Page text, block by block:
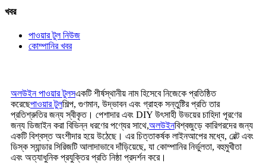
খবর
পাওয়ার টুল নিউজ
কোম্পানির খবর
অলউইন পাওয়ার টুলসএকটি শীর্ষস্থানীয় নাম হিসেবে নিজেকে প্রতিষ্ঠিত
করেছেপাওয়ার টুলশিল্প, গুণমান, উদ্ভাবন এবং গ্রাহক সন্তুষ্টির প্রতি তার
প্রতিশ্রুতির জন্য স্বীকৃত। পেশাদার এবং DIY উৎসাহী উভয়ের চাহিদা পূরণের
জন্য ডিজাইন করা বিভিন্ন ধরণের পণ্যের সাথে,অলউইনবিশ্বজুড়ে কারিগরদের জন্য
একটি বিশ্বস্ত অংশীদার হয়ে উঠেছে। এর চিত্তাকর্ষক লাইনআপের মধ্যে, বেল্ট এবং
ডিস্ক স্যান্ডার সিরিজটি আলাদাভাবে দাঁড়িয়েছে, যা কোম্পানির নির্ভুলতা, বহুমুখীতা
এবং অত্যাধুনিক প্রযুক্তির প্রতি নিষ্ঠা প্রদর্শন করে।